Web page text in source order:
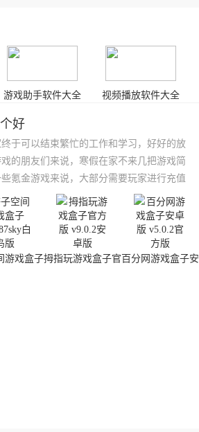
游戏助手软件大全 视频播放软件大全
好
于可以结束繁忙的工作和学习，好好的放
的朋友们来说，寒假在家不来几把游戏简
氪金游戏来说，大部分需要玩家进行充值
好在小编为大家找到了一些手游折扣平台，
拿，充值大打折扣，而且每周登录还能领
！
游戏盒子拇指玩游戏盒子官 百分网游戏盒子安